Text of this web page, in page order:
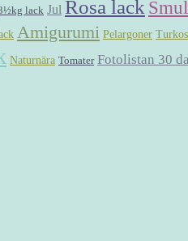
lack Jul Rosa lack
Amigurumi Pelargoner
Naturnära Tomater Fotolistan 30